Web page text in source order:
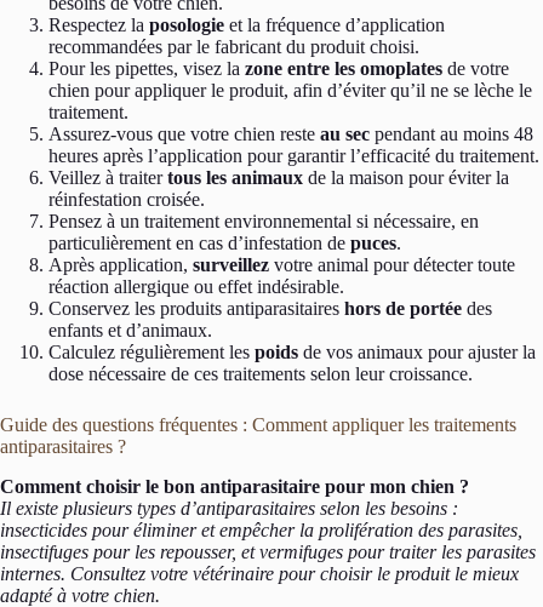
Respectez la posologie et la fréquence d’application
recommandées par le fabricant du produit choisi.
Pour les pipettes, visez la zone entre les omoplates de votre
chien pour appliquer le produit, afin d’éviter qu’il ne se lèche le
traitement.
Assurez-vous que votre chien reste au sec pendant au moins 48
heures après l’application pour garantir l’efficacité du traitement.
Veillez à traitertous les animaux de la maison pour éviter la
réinfestation croisée.
Pensez à un traitement environnemental si nécessaire, en
particulièrement en cas d’infestation de puces.
Après application, surveillez votre animal pour détecter toute
réaction allergique ou effet indésirable.
Conservez les produits antiparasitaires hors de portée des
enfants et d’animaux.
Calculez régulièrement les poids de vos animaux pour ajuster la
dose nécessaire de ces traitements selon leur croissance.
Guide des questions fréquentes : Comment appliquer les traitements
antiparasitaires ?
Comment choisir le bon antiparasitaire pour mon chien ?
Il existe plusieurs types d’antiparasitaires selon les besoins :
insecticides pour éliminer et empêcher la prolifération des parasites,
insectifuges pour les repousser, et vermifuges pour traiter les parasites
internes. Consultez votre vétérinaire pour choisir le produit le mieux
adapté à votre chien.